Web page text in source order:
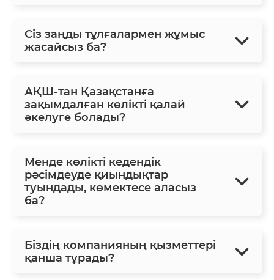
Сіз заңды тұлғалармен жұмыс
жасайсыз ба?
АҚШ-тан Қазақстанға
зақымдалған көлікті қалай
әкелуге болады?
Менде көлікті кедендік
рәсімдеуде қиындықтар
туындады, көмектесе аласыз
ба?
Біздің компанияның қызметтері
қанша тұрады?